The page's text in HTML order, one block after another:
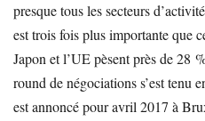
presque tous les secteurs
est trois fois plus importante que
Japon et l’UE pèsent près de 28
round de négociations s’est tenu
est annoncé pour avril 2017 à